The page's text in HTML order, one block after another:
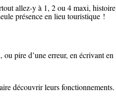
allez-y à 1, 2 ou 4 maxi, histoire
présence en lieu touristique !
ou pire d’une erreur, en écrivant en
découvrir leurs fonctionnements.